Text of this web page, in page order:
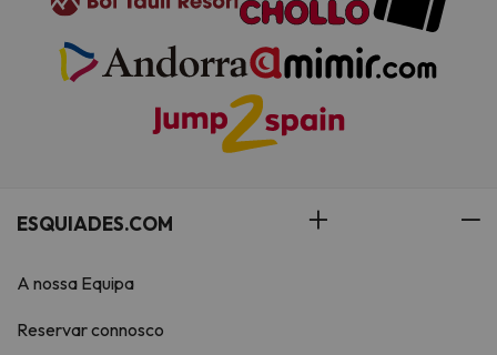
ESQUIADES.COM
A nossa Equipa
Reservar connosco